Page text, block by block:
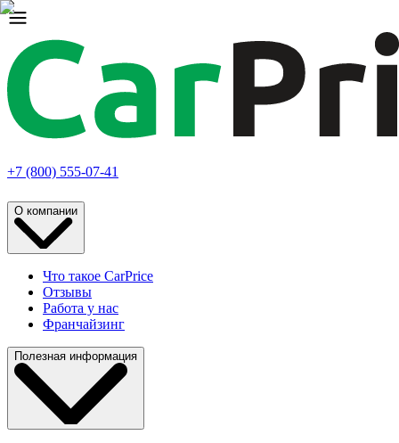
+7 (800) 555-07-41
О компании
Что такое CarPrice
Отзывы
Работа у нас
Франчайзинг
Полезная информация